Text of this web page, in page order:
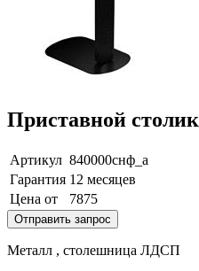
Приставной столик
Артикул 840000снф_а
Гарантия 12 месяцев
Цена от
7875
Отправить запрос
Металл , столешница ЛДСП